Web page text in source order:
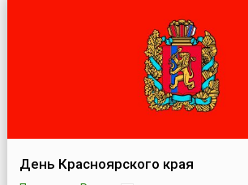
День Красноярского края